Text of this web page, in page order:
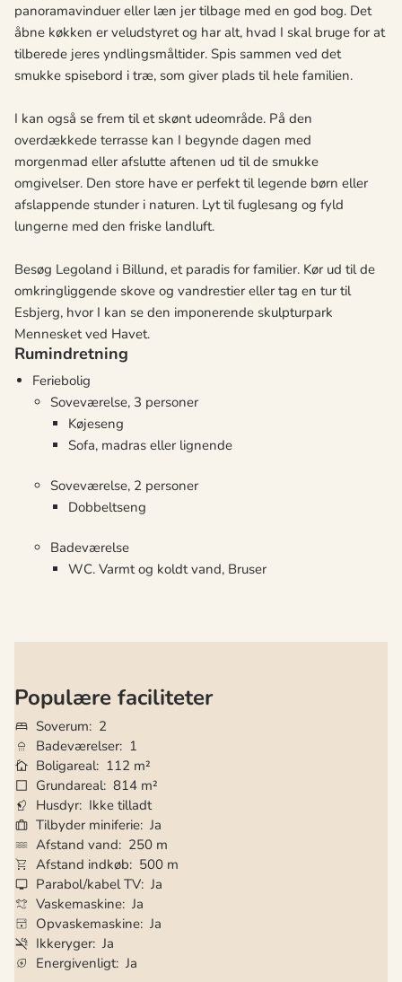
panoramavinduer eller læn jer tilbage med en god bog. Det
åbne køkken er veludstyret og har alt, hvad I skal bruge for at
tilberede jeres yndlingsmåltider. Spis sammen ved det
smukke spisebord i træ, som giver plads til hele familien.
I kan også se frem til et skønt udeområde. På den
overdækkede terrasse kan I begynde dagen med
morgenmad eller afslutte aftenen ud til de smukke
omgivelser. Den store have er perfekt til legende børn eller
afslappende stunder i naturen. Lyt til fuglesang og fyld
lungerne med den friske landluft.
Besøg Legoland i Billund, et paradis for familier. Kør ud til de
omkringliggende skove og vandrestier eller tag en tur til
Esbjerg, hvor I kan se den imponerende skulpturpark
Mennesket ved Havet.
Rumindretning
Feriebolig
Soveværelse, 3 personer
Køjeseng
Sofa, madras eller lignende
Soveværelse, 2 personer
Dobbeltseng
Badeværelse
WC. Varmt og koldt vand, Bruser
Populære faciliteter
Soverum
2
Badeværelser 1
Boligareal 112 m²
Grundareal 814 m²
Husdyr Ikke tilladt
Tilbyder miniferie Ja
Afstand vand
250 m
Afstand indkøb
500 m
Parabol/kabel TV Ja
Vaskemaskine Ja
Opvaskemaskine Ja
Ikkeryger Ja
Energivenligt Ja